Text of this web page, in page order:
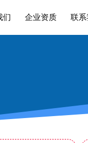
们 企业资质 联系